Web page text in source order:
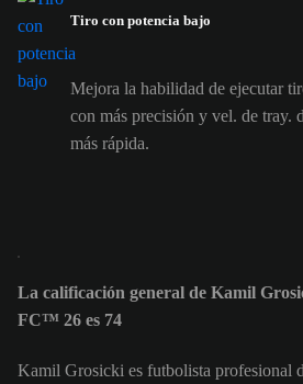
Tiro con potencia bajo
Mejora la habilidad de ejecutar
con más precisión y vel. de tray.
más rápida.
La calificación general de Kamil
FC™ 26 es 74
Kamil Grosicki es futbolista profesional